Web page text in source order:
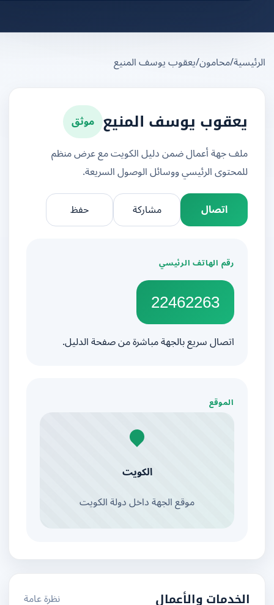
/محامون/يعقوب يوسف المنيع
يعقوب يوسف المنيع موثق
ملف جهة أعمال ضمن دليل الكويت مع عرض منظم
للمحتوى الرئيسي ووسائل الوصول السريعة.
اتصال
مشاركة
رقم الهاتف الرئيسي
22462263
اتصال سريع بالجهة مباشرة من صفحة الدليل.
الموقع
الكويت
موقع الجهة داخل دولة الكويت
الخدمات والأعمال نظرة عامة